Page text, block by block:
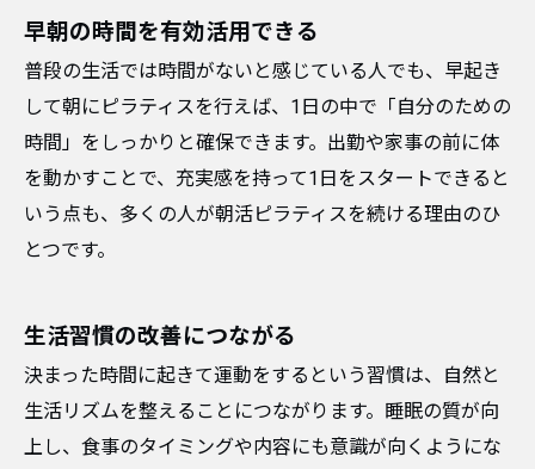
早朝の時間を有効活用できる
普段の生活では時間がないと感じている人でも、早起き
して朝にピラティスを行えば、1日の中で「自分のための
時間」をしっかりと確保できます。出勤や家事の前に体
を動かすことで、充実感を持って1日をスタートできると
いう点も、多くの人が朝活ピラティスを続ける理由のひ
とつです。
生活習慣の改善につながる
決まった時間に起きて運動をするという習慣は、自然と
生活リズムを整えることにつながります。睡眠の質が向
上し、食事のタイミングや内容にも意識が向くようにな